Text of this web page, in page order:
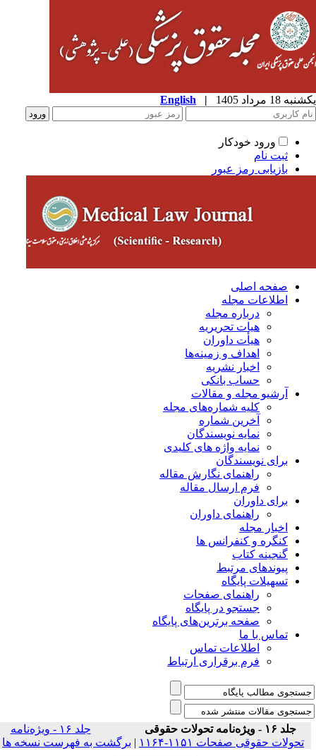
18 مرداد 1405 |
English
ورود خودکار
ثبت نام
بازیابی رمز عبور
صفحه اصلی
اطلاعات مجله
درباره مجله
هیات تحریریه
هیأت داوران
اهداف و زمینه‌ها
اخبار نشریه
حساب بانکی
آرشیو مجله و مقالات
کلیه شماره‌های مجله
آخرین شماره
نمایه نویسندگان
نمایه واژه های کلیدی
برای نویسندگان
راهنمای نگارش مقاله
فرم ارسال مقاله
برای داوران
راهنمای داوران
اخبار مجله
کنگره و کنفرانس ها
گنجینه کتاب
پیوندهای مرتبط
تسهیلات پایگاه
راهنمای صفحات
جستجو در پایگاه
صفحه برترین‌های پایگاه
تماس با ما
اطلاعات تماس
فرم برقراری ارتباط
جلد ۱۶ - ویژه‌نامه تحولات حقوقی
جلد ۱۶ - ویژه‌نامه
تحولات حقوقی صفحات ۱۱۵۱-۱۱۶۴
| برگشت به فهرست نسخه ها